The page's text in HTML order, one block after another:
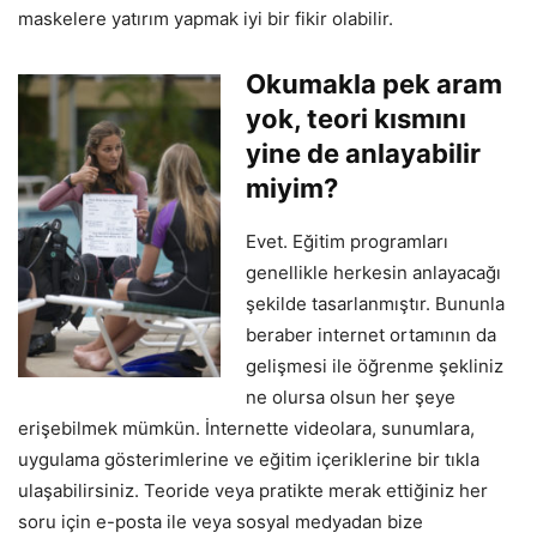
maskelere yatırım yapmak iyi bir fikir olabilir.
Okumakla pek aram
yok, teori kısmını
yine de anlayabilir
miyim?
Evet. Eğitim programları
genellikle herkesin anlayacağı
şekilde tasarlanmıştır. Bununla
beraber internet ortamının da
gelişmesi ile öğrenme şekliniz
ne olursa olsun her şeye
erişebilmek mümkün. İnternette videolara, sunumlara,
uygulama gösterimlerine ve eğitim içeriklerine bir tıkla
ulaşabilirsiniz. Teoride veya pratikte merak ettiğiniz her
soru için e-posta ile veya sosyal medyadan bize